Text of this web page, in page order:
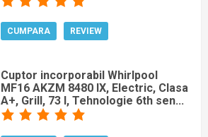
CUMPARA REVIEW
Cuptor incorporabil Whirlpool
MF16 AKZM 8480 IX, Electric, Clasa
A+, Grill, 73 l, Tehnologie 6th sen...